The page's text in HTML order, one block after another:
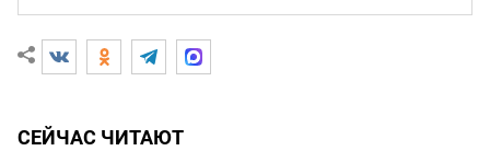
СЕЙЧАС ЧИТАЮТ